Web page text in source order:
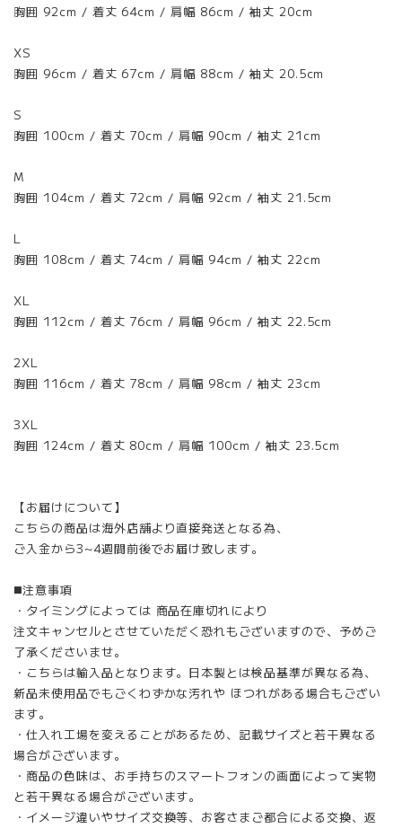
胸囲 92cm / 着丈 64cm / 肩幅 86cm / 袖丈 20cm
XS
胸囲 96cm / 着丈 67cm / 肩幅 88cm / 袖丈 20.5cm
S
胸囲 100cm / 着丈 70cm / 肩幅 90cm / 袖丈 21cm
M
胸囲 104cm / 着丈 72cm / 肩幅 92cm / 袖丈 21.5cm
L
胸囲 108cm / 着丈 74cm / 肩幅 94cm / 袖丈 22cm
XL
胸囲 112cm / 着丈 76cm / 肩幅 96cm / 袖丈 22.5cm
2XL
胸囲 116cm / 着丈 78cm / 肩幅 98cm / 袖丈 23cm
3XL
胸囲 124cm / 着丈 80cm / 肩幅 100cm / 袖丈 23.5cm
【お届けについて】
こちらの商品は海外店舗より直接発送となる為、
ご入金から3~4週間前後でお届け致します。
◼️注意事項
・タイミングによっては 商品在庫切れにより
注文キャンセルとさせていただく恐れもございますので、予めご
了承くださいませ。
・こちらは輸入品となります。日本製とは検品基準が異なる為、
新品未使用品でもごくわずかな汚れや ほつれがある場合もござい
ます。
・仕入れ工場を変えることがあるため、記載サイズと若干異なる
場合がございます。
・商品の色味は、お手持ちのスマートフォンの画面によって実物
と若干異なる場合がございます。
・イメージ違いやサイズ交換等、お客さまご都合による交換、返